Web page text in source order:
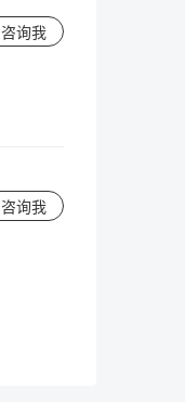
咨询我
咨询我
获取
如何把